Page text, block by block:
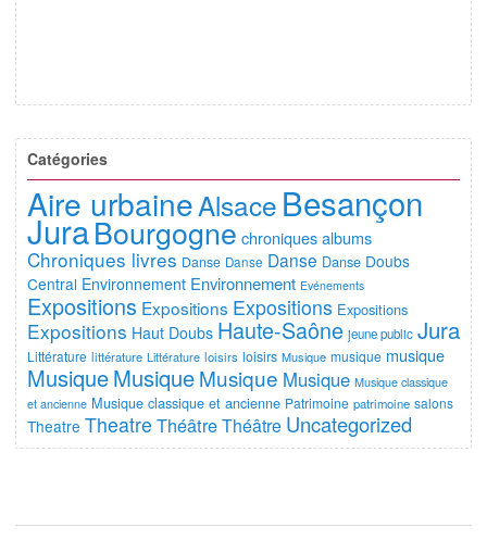
Catégories
Aire urbaineAlsace Besançon
JuraBourgogne chroniques albums
Chroniques livres Danse Danse Danse Danse Doubs
Central Environnement Environnement Evénements
Expositions Expositions Expositions Expositions
Expositions Haut Doubs Haute-Saône jeune public Jura
Littérature littérature Littérature loisirs loisirs Musique musique musique
MusiqueMusiqueMusique Musique Musique classique
et ancienne Musique classique et ancienne Patrimoine patrimoine salons
Theatre Theatre ThéâtreThéâtre Uncategorized